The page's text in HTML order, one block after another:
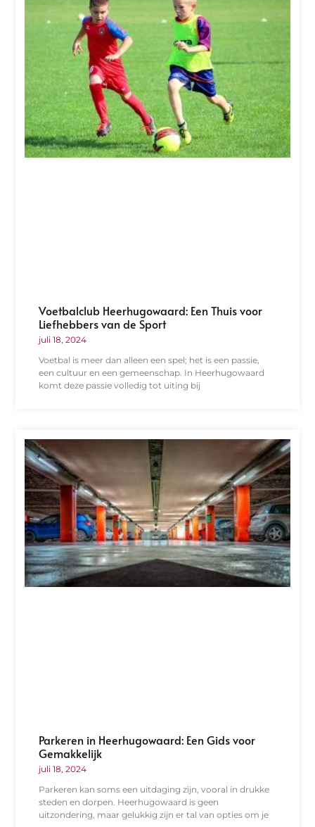
Voetbalclub Heerhugowaard: Een Thuis voor
Liefhebbers van de Sport
juli 18, 2024
Voetbal is meer dan alleen een spel; het is een passie,
een cultuur en een gemeenschap. In Heerhugowaard
komt deze passie volledig tot uiting bij
Parkeren in Heerhugowaard: Een Gids voor
Gemakkelijk
juli 18, 2024
Parkeren kan soms een uitdaging zijn, vooral in drukke
steden en dorpen. Heerhugowaard is geen
uitzondering, maar gelukkig zijn er tal van opties om je